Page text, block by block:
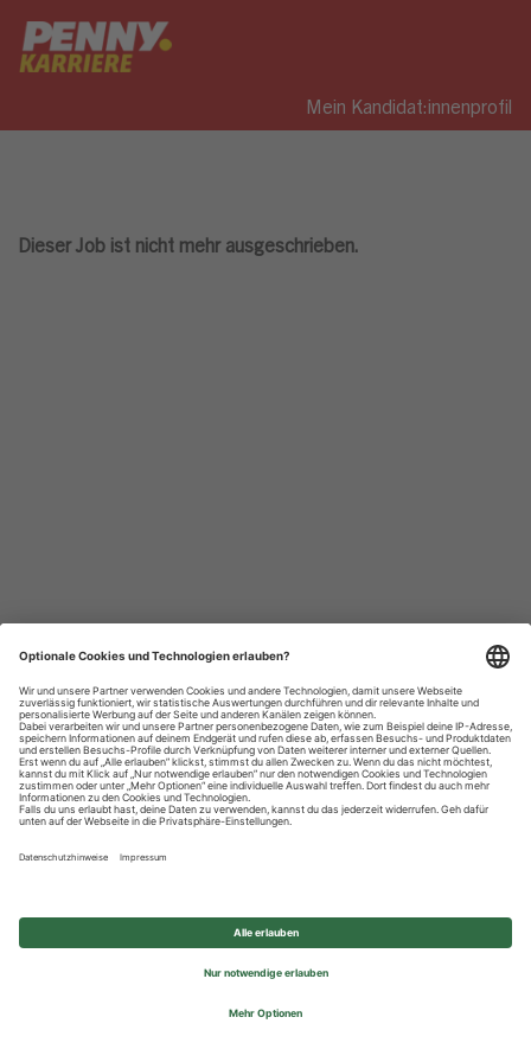
Mein Kandidat:innenprofil
Dieser Job ist nicht mehr ausgeschrieben.
Datenschutzhinweise
Impressum
Privatsphäre-Einstellungen
© 2026 REWE Group - All rights reserved